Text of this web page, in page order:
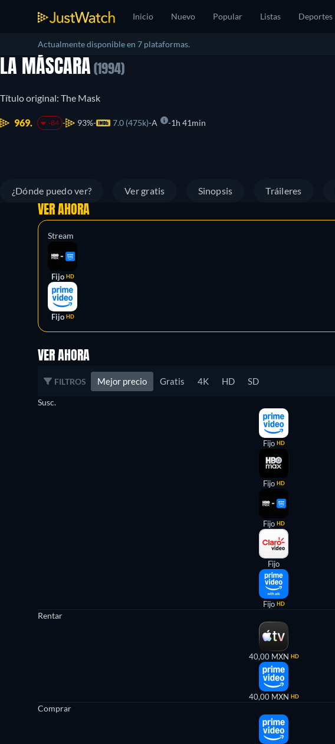
Inicio Nuevo Popular Listas Deportes
Actualmente disponible en 7 plataformas.
LA MÁSCARA (1994)
Título original: The Mask
969. -84 93% 7.0 (475k) A 1h 41min
¿Dónde puedo ver? Ver gratis Sinopsis Tráileres
VER AHORA
Stream
Fijo HD
Fijo HD
VER AHORA
FILTROS Mejor precio Gratis 4K HD SD
Susc.
Fijo HD
Fijo HD
Fijo HD
Fijo
Fijo HD
Rentar
40,00 MXN HD
40,00 MXN HD
Comprar